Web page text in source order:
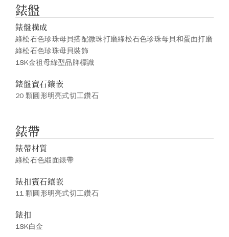
錶盤
錶盤構成
綠松石色珍珠母貝搭配微珠打磨綠松石色珍珠母貝和蛋面打磨
綠松石色珍珠母貝裝飾
18K金祖母綠型品牌標識
錶盤寶石鑲嵌
20 顆圓形明亮式切工鑽石
錶帶
錶帶材質
綠松石色緞面錶帶
錶扣寶石鑲嵌
11 顆圓形明亮式切工鑽石
錶扣
18K白金